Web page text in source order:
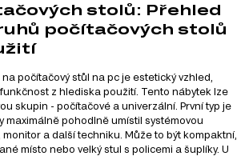
stolů: Přehled
počítačových stolů
počítačový stůl na pc je estetický vzhled,
z hlediska použití. Tento nábytek lze
skupin - počítačové a univerzální. První typ je
maximálně pohodlně umístil systémovou
a další techniku. Může to být kompaktní,
místo nebo velký stul s policemi a šuplíky. U